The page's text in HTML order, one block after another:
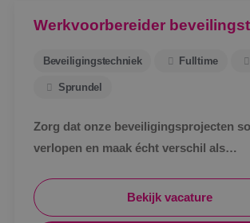
Werkvoorbereider
Beveiligingstechniek Fulltime
Sprundel
Zorg dat onze beveiligingsprojecten
verlopen en maak écht verschil als
Bekijk vacature